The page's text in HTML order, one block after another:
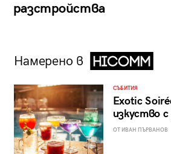
разстройства
Намерено в
СЪБИТИЯ
Exotic
изкуство
ОТ ИВАН ПЪРВАНОВ